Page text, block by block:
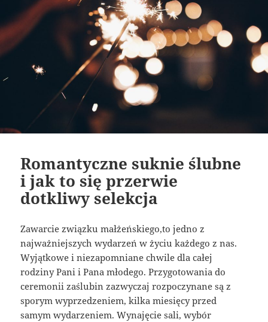
Romantyczne suknie ślubne
i jak to się przerwie
dotkliwy selekcja
Zawarcie związku małżeńskiego,to jedno z
najważniejszych wydarzeń w życiu każdego z nas.
Wyjątkowe i niezapomniane chwile dla całej
rodziny Pani i Pana młodego. Przygotowania do
ceremonii zaślubin zazwyczaj rozpoczynane są z
sporym wyprzedzeniem, kilka miesięcy przed
samym wydarzeniem. Wynajęcie sali, wybór